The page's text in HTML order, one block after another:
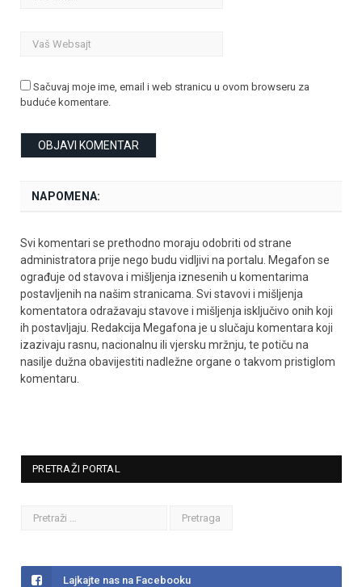
Sačuvaj moje ime, email i web stranicu u ovom browseru za
buduće komentare.
NAPOMENA:
Svi komentari se prethodno moraju odobriti od strane
administratora prije nego budu vidljivi na portalu. Megafon se
ograđuje od stavova i mišljenja iznesenih u komentarima
postavljenih na našim stranicama. Svi stavovi i mišljenja
komentatora odražavaju stavove i mišljenja isključivo onih koji
ih postavljaju. Redakcija Megafona je u slučaju komentara koji
izazivaju rasnu, nacionalnu ili vjersku mržnju, te potiču na
nasilje dužna obavijestiti nadležne organe o takvom pristiglom
komentaru.
PRETRAŽI PORTAL
Lajkajte nas na Facebooku